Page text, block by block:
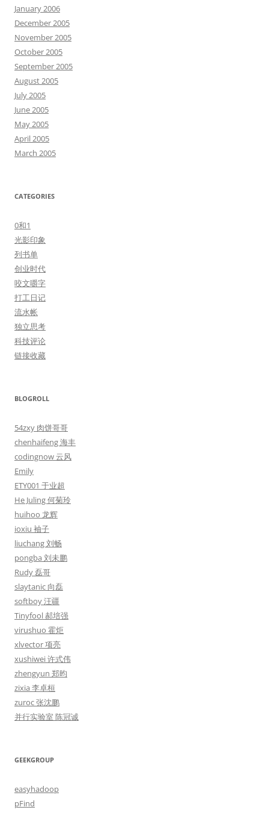
January 2006
December 2005
November 2005
October 2005
September 2005
August 2005
July 2005
June 2005
May 2005
April 2005
March 2005
CATEGORIES
0和1
光影印象
列书单
创业时代
咬文嚼字
打工日记
流水帐
独立思考
科技评论
链接收藏
BLOGROLL
54zxy 肉饼哥哥
chenhaifeng 海丰
codingnow 云风
Emily
ETY001 于业超
He Juling 何菊玲
huihoo 龙辉
ioxiu 袖子
liuchang 刘畅
pongba 刘未鹏
Rudy 磊哥
slaytanic 向磊
softboy 汪疆
Tinyfool 郝培强
virushuo 霍炬
xlvector 项亮
xushiwei 许式伟
zhengyun 郑昀
zixia 李卓桓
zuroc 张沈鹏
并行实验室 陈冠诚
GEEKGROUP
easyhadoop
pFind